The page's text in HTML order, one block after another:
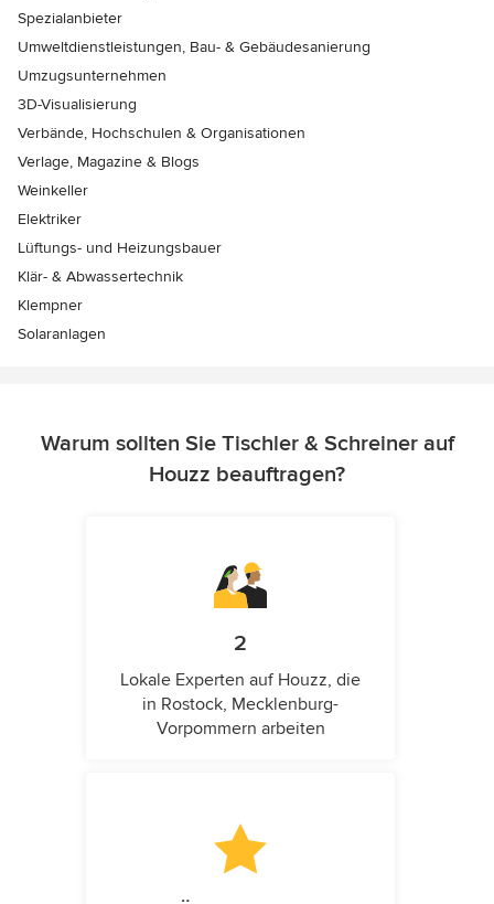
Spezialanbieter
Umweltdienstleistungen, Bau- & Gebäudesanierung
Umzugsunternehmen
3D-Visualisierung
Verbände, Hochschulen & Organisationen
Verlage, Magazine & Blogs
Weinkeller
Elektriker
Lüftungs- und Heizungsbauer
Klär- & Abwassertechnik
Klempner
Solaranlagen
Warum sollten Sie Tischler & Schreiner auf
Houzz beauftragen?
2
Lokale Experten auf Houzz, die
in Rostock, Mecklenburg-
Vorpommern arbeiten